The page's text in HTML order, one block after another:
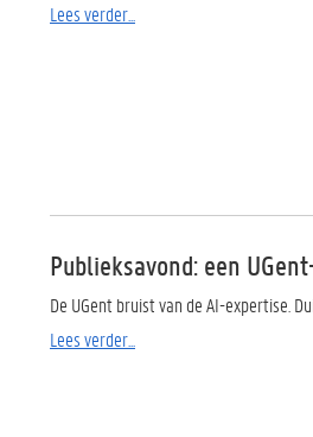
Lees verder...
Publieksavond: een
De UGent bruist van de AI-expertise.
Lees verder...